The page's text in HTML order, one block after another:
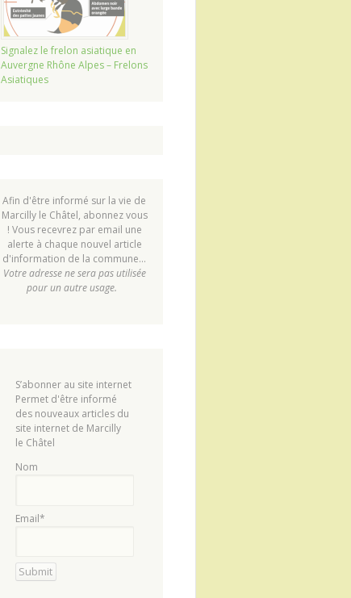
Signalez le frelon asiatique en
Auvergne Rhône Alpes – Frelons
Asiatiques
Afin d'être informé sur la vie de
Marcilly le Châtel, abonnez vous
! Vous recevrez par email une
alerte à chaque nouvel article
d'information de la commune...
Votre adresse ne sera pas utilisée
pour un autre usage.
S’abonner au site internet
Permet d'être informé
des nouveaux articles du
site internet de Marcilly
le Châtel
Nom
Email*